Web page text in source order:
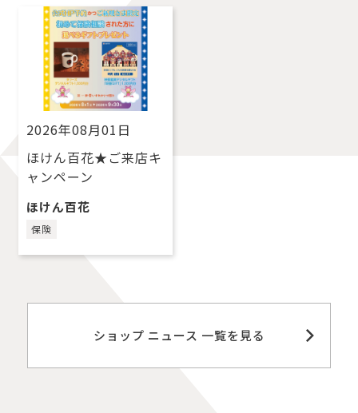
2026年08月01日
ほけん百花★ご来店キ
ャンペーン
ほけん百花
保険
ショップ ニュース 一覧を見る